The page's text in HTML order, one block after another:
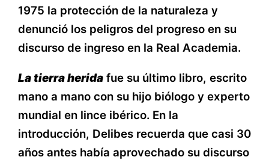
1975 la protección de la naturaleza y
denunció los peligros del progreso en su
discurso de ingreso en la Real Academia.
La tierra herida fue su último libro, escrito
mano a mano con su hijo biólogo y experto
mundial en lince ibérico. En la
introducción, Delibes recuerda que casi 30
años antes había aprovechado su discurso